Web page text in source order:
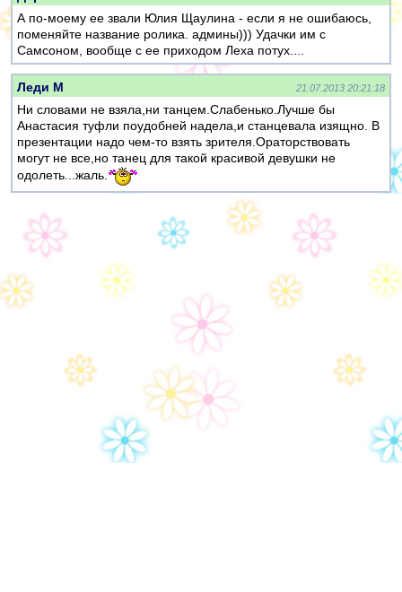
А по-моему ее звали Юлия Щаулина - если я не ошибаюсь,
поменяйте название ролика. админы))) Удачки им с
Самсоном, вообще с ее приходом Леха потух....
Леди М 21.07.2013 20:21:18
Ни словами не взяла,ни танцем.Слабенько.Лучше бы
Анастасия туфли поудобней надела,и станцевала изящно. В
презентации надо чем-то взять зрителя.Ораторствовать
могут не все,но танец для такой красивой девушки не
одолеть...жаль.